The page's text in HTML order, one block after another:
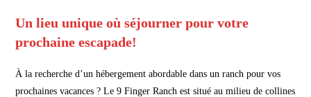
Un lieu unique où séjourner pour votre
prochaine escapade!
À la recherche d’un hébergement abordable dans un ranch pour vos
prochaines vacances ? Le 9 Finger Ranch est situé au milieu de collines